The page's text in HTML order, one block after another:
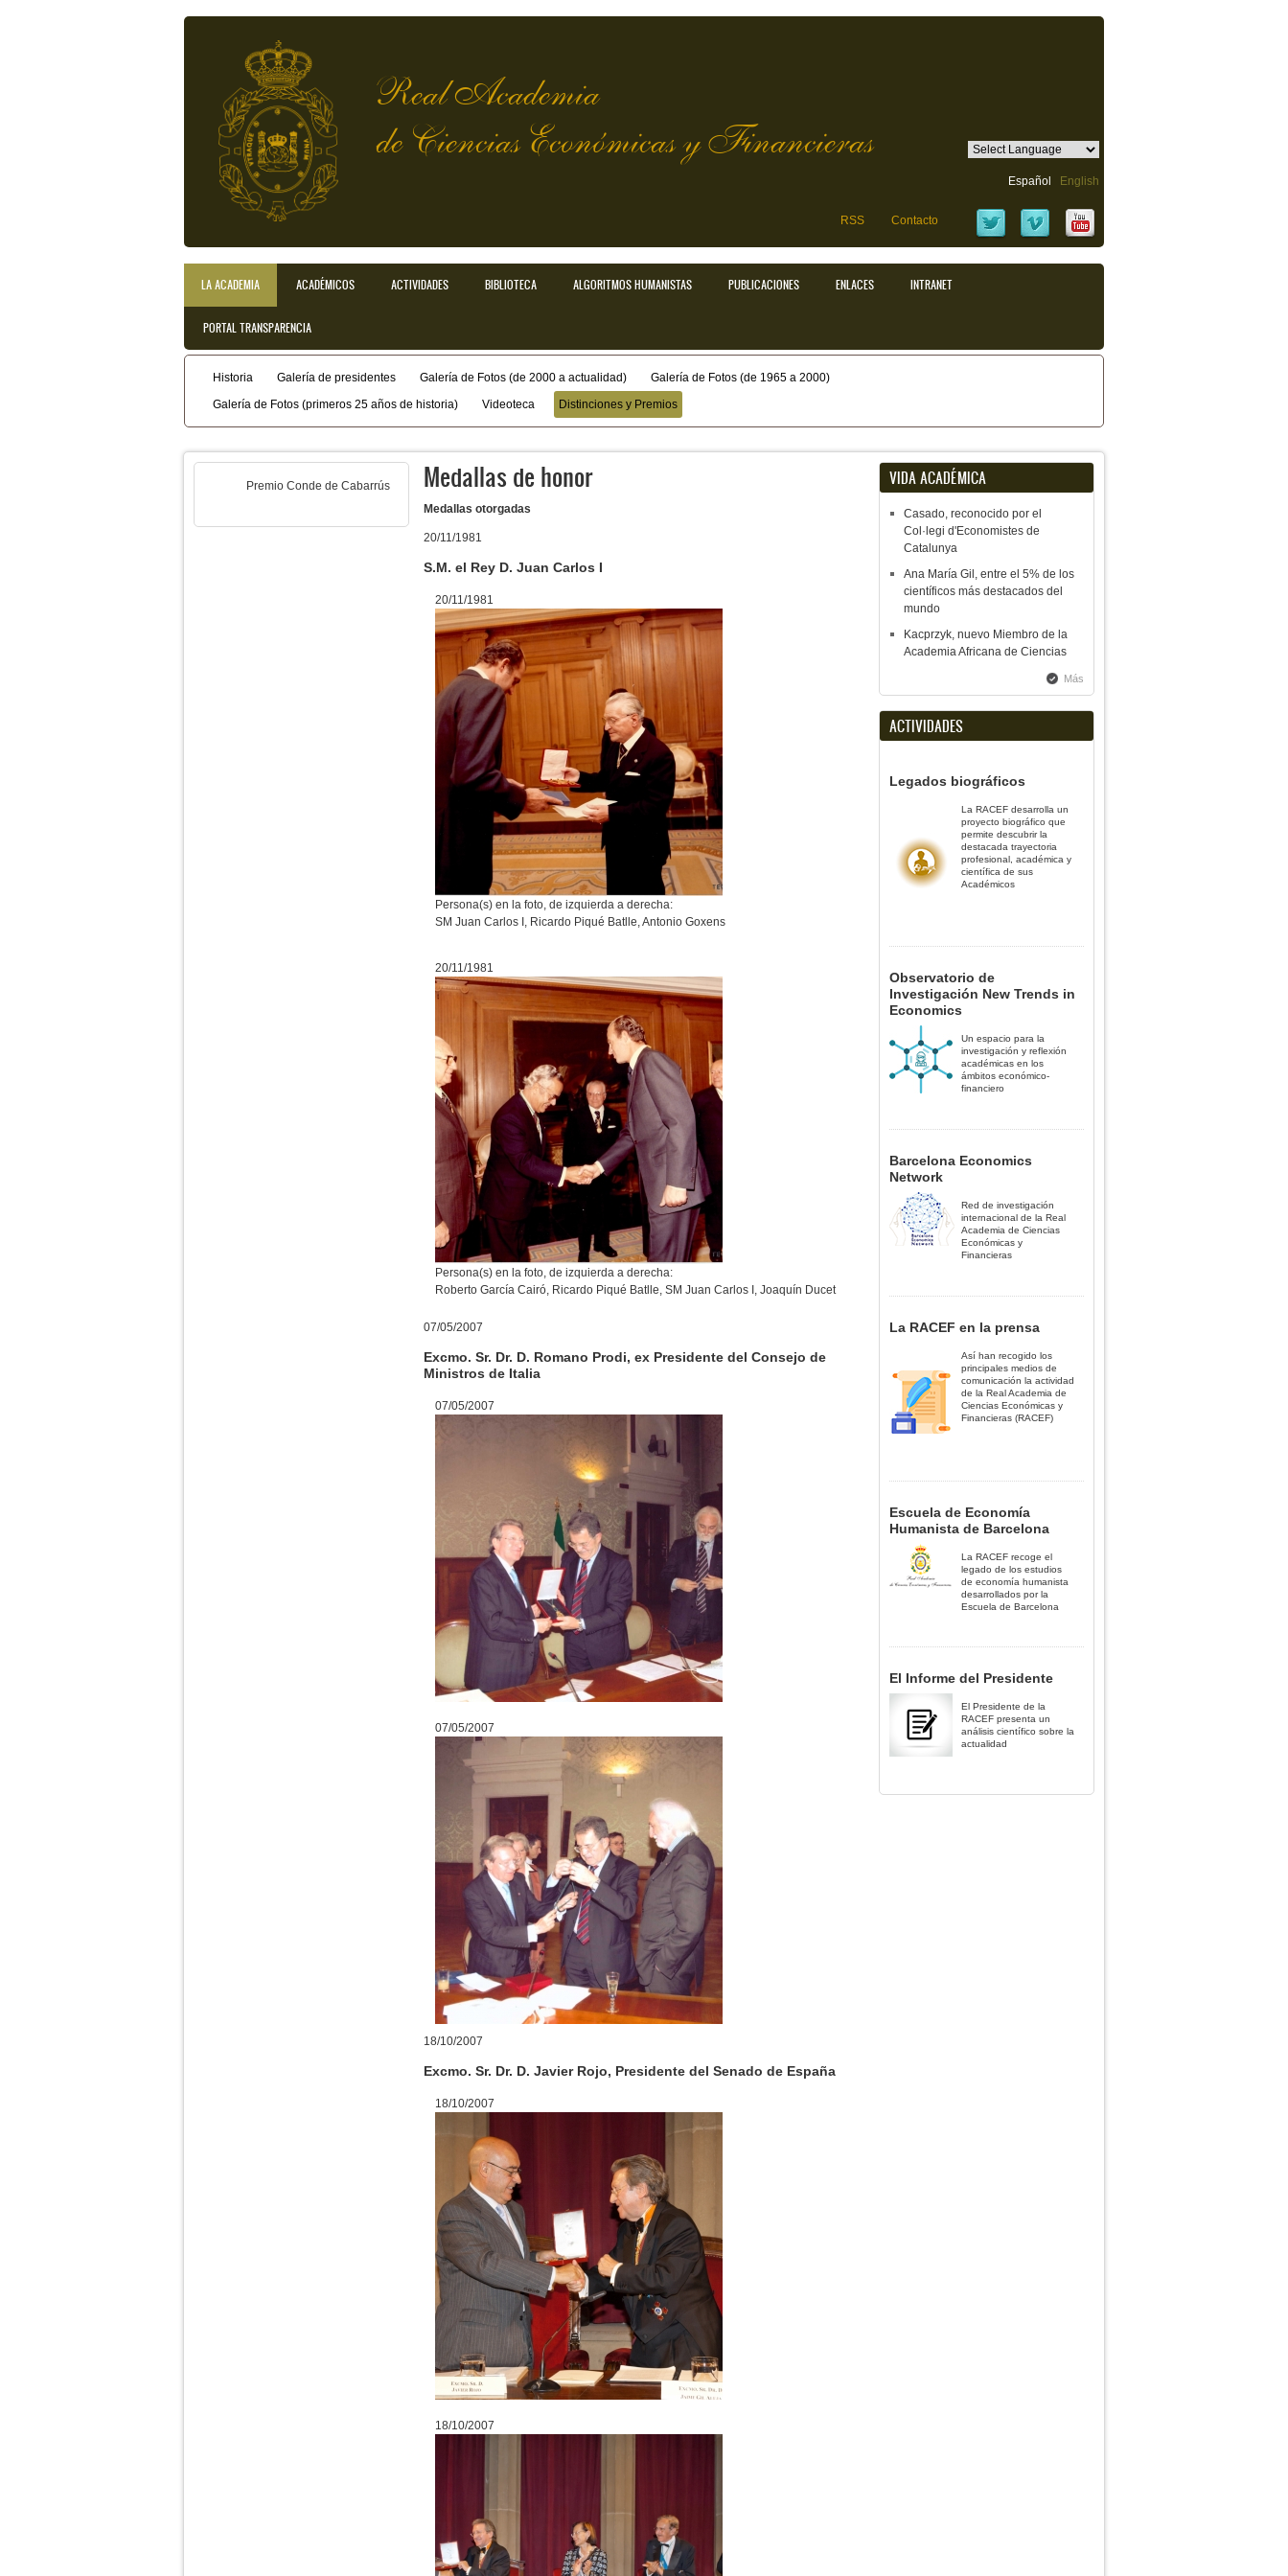
Real Academia
de Ciencias Económicas y Financieras
Español English
RSS Contacto
Menú principal
LA ACADEMIA ACADÉMICOS ACTIVIDADES BIBLIOTECA ALGORITMOS HUMANISTAS PUBLICACIONES ENLACES INTRANET
PORTAL TRANSPARENCIA
Historia Galería de presidentes Galería de Fotos (de 2000 a actualidad)
Galería de Fotos (de 1965 a 2000)
Galería de Fotos (primeros 25 años de historia)
Videoteca Distinciones y Premios
Medallas de honor
Medallas otorgadas
20/11/1981
S.M. el Rey D. Juan Carlos I
20/11/1981
Persona(s) en la foto, de izquierda a derecha:
SM Juan Carlos I, Ricardo Piqué Batlle, Antonio Goxens
20/11/1981
Persona(s) en la foto, de izquierda a derecha:
Roberto García Cairó, Ricardo Piqué Batlle, SM Juan Carlos I, Joaquín Ducet
07/05/2007
Excmo. Sr. Dr. D. Romano Prodi, ex Presidente del Consejo de
Ministros de Italia
07/05/2007
07/05/2007
18/10/2007
Excmo. Sr. Dr. D. Javier Rojo, Presidente del Senado de España
18/10/2007
18/10/2007
Premio Conde de Cabarrús VIDA ACADÉMICA
Casado, reconocido por el
Col·legi d'Economistes de
Catalunya
Ana María Gil, entre el 5% de los
científicos más destacados del
mundo
Kacprzyk, nuevo Miembro de la
Academia Africana de Ciencias
Más
ACTIVIDADES
Legados biográficos
La RACEF desarrolla un
proyecto biográfico que
permite descubrir la
destacada trayectoria
profesional, académica y
científica de sus
Académicos
Observatorio de
Investigación New Trends in
Economics
Un espacio para la
investigación y reflexión
académicas en los
ámbitos económico-
financiero
Barcelona Economics
Network
Red de investigación
internacional de la Real
Academia de Ciencias
Económicas y
Financieras
La RACEF en la prensa
Así han recogido los
principales medios de
comunicación la actividad
de la Real Academia de
Ciencias Económicas y
Financieras (RACEF)
Escuela de Economía
Humanista de Barcelona
La RACEF recoge el
legado de los estudios
de economía humanista
desarrollados por la
Escuela de Barcelona
El Informe del Presidente
El Presidente de la
RACEF presenta un
análisis científico sobre la
actualidad